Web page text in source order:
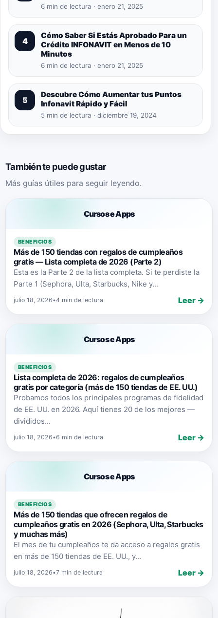
6 min de lectura · enero 21, 2025
4
Cómo Saber Si Estás Aprobado Para un
Crédito INFONAVIT en Menos de 10
Minutos
6 min de lectura · enero 21, 2025
5
Descubre Cómo Aumentar tus Puntos
Infonavit Rápido y Fácil
5 min de lectura · diciembre 19, 2024
También te puede gustar
Más guías útiles para seguir leyendo.
Cursos e Apps
BENEFICIOS
Más de 150 tiendas con regalos de cumpleaños
gratis — Lista completa de 2026 (Parte 2)
Esta es la Parte 2 de la lista completa. Si te perdiste la
Parte 1 (Sephora, Ulta, Starbucks, Nike y...
julio 18, 2026•4 min de lectura Leer →
Cursos e Apps
BENEFICIOS
Lista completa de 2026: regalos de cumpleaños
gratis por categoría (más de 150 tiendas de EE. UU.)
Probamos todos los principales programas de fidelidad
de EE. UU. en 2026. Aquí tienes 20 de los mejores —
divididos...
julio 18, 2026•6 min de lectura Leer →
Cursos e Apps
BENEFICIOS
Más de 150 tiendas que ofrecen regalos de
cumpleaños gratis en 2026 (Sephora, Ulta, Starbucks
y muchas más)
El mes de tu cumpleaños te da acceso a regalos gratis
en más de 150 tiendas de EE. UU., y...
julio 18, 2026•7 min de lectura Leer →